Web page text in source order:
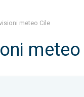
meteo Cile
meteo